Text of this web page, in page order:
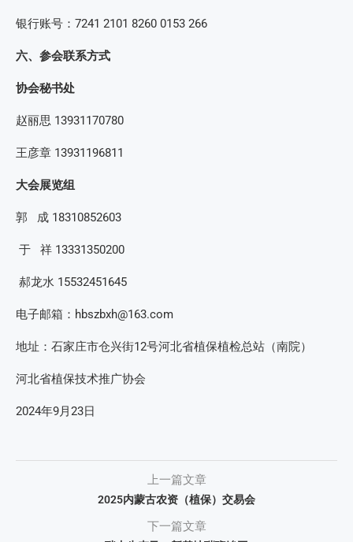
银行账号：7241 2101 8260 0153 266
六、参会联系方式
协会秘书处
赵丽思 13931170780
王彦章 13931196811
大会展览组
郭 成 18310852603
于 祥 13331350200
郝龙水 15532451645
电子邮箱：hbszbxh@163.com
地址：石家庄市仓兴街12号河北省植保植检总站（南院）
河北省植保技术推广协会
2024年9月23日
上一篇文章
2025内蒙古农资（植保）交易会
下一篇文章